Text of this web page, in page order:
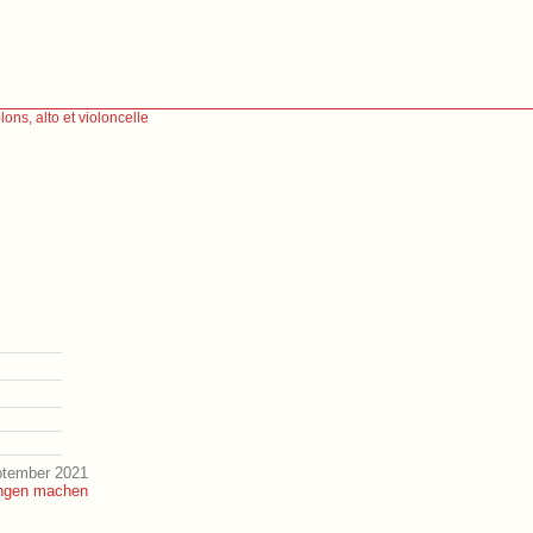
alto et violoncelle
2021